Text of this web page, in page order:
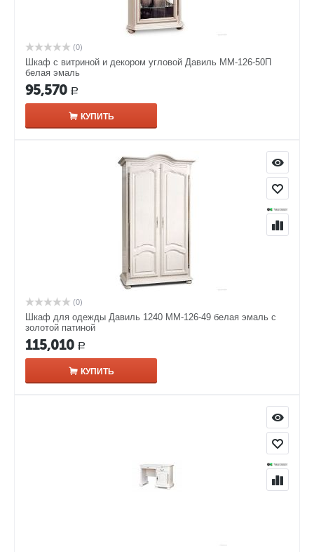
(0)
Шкаф с витриной и декором угловой Давиль ММ-126-50П
белая эмаль
95,570 Р
КУПИТЬ
(0)
Шкаф для одежды Давиль 1240 ММ-126-49 белая эмаль с
золотой патиной
115,010 Р
КУПИТЬ